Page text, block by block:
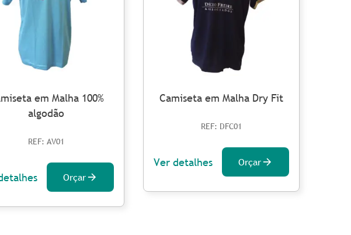
em Malha 100%
algodão
REF: AV01
Orçar
Camiseta em Malha Dry Fit
REF: DFC01
Ver detalhes Orçar